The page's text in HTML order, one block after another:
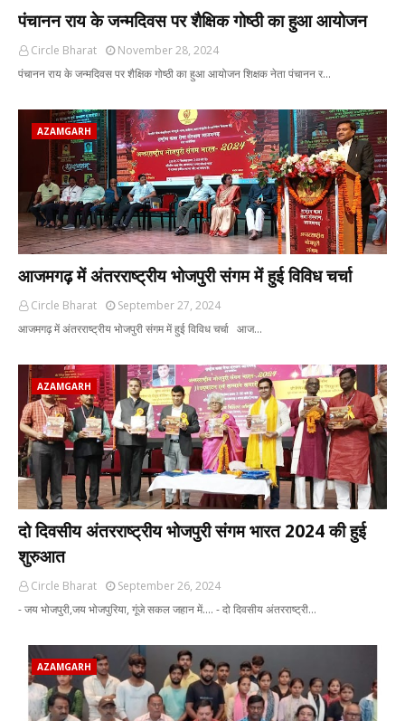
पंचानन राय के जन्मदिवस पर शैक्षिक गोष्ठी का हुआ आयोजन
Circle Bharat
November 28, 2024
पंचानन राय के जन्मदिवस पर शैक्षिक गोष्ठी का हुआ आयोजन शिक्षक नेता पंचानन र…
AZAMGARH
आजमगढ़ में अंतरराष्ट्रीय भोजपुरी संगम में हुई विविध चर्चा
Circle Bharat
September 27, 2024
आजमगढ़ में अंतरराष्ट्रीय भोजपुरी संगम में हुई विविध चर्चा आज…
AZAMGARH
दो दिवसीय अंतरराष्ट्रीय भोजपुरी संगम भारत 2024 की हुई
शुरुआत
Circle Bharat
September 26, 2024
- जय भोजपुरी,जय भोजपुरिया, गूंजे सकल जहान में.... - दो दिवसीय अंतरराष्ट्री…
AZAMGARH